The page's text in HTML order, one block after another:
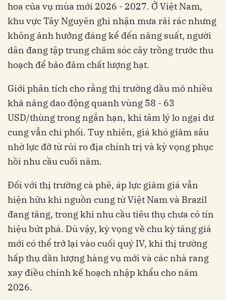
hoa của vụ mùa mới 2026 - 2027. Ở Việt Nam,
khu vực Tây Nguyên ghi nhận mưa rải rác nhưng
không ảnh hưởng đáng kể đến năng suất, người
dân đang tập trung chăm sóc cây trồng trước thu
hoạch để bảo đảm chất lượng hạt.
Giới phân tích cho rằng thị trường dầu mỏ nhiều
khả năng dao động quanh vùng 58 - 63
USD/thùng trong ngắn hạn, khi tâm lý lo ngại dư
cung vẫn chi phối. Tuy nhiên, giá khó giảm sâu
nhờ lực đỡ từ rủi ro địa chính trị và kỳ vọng phục
hồi nhu cầu cuối năm.
Đối với thị trường cà phê, áp lực giảm giá vẫn
hiện hữu khi nguồn cung từ Việt Nam và Brazil
đang tăng, trong khi nhu cầu tiêu thụ chưa có tín
hiệu bứt phá. Dù vậy, kỳ vọng về chu kỳ tăng giá
mới có thể trở lại vào cuối quý IV, khi thị trường
hấp thụ dần lượng hàng vụ mới và các nhà rang
xay điều chỉnh kế hoạch nhập khẩu cho năm
2026.